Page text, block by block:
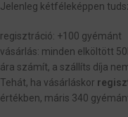
Jelenleg kétféleképpen
regisztráció: +100 gyémánt
vásárlás: minden elköltött
ára számít, a szállíts díja
Tehát, ha vásárláskor
értékben, máris 340